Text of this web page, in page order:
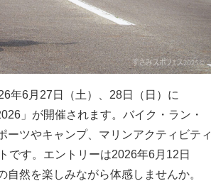
年6月27日（土）、28日（日）に
」が開催されます。バイク・ラン・
ツやキャンプ、マリンアクティビティ
です。エントリーは2026年6月12日
自然を楽しみながら体感しませんか。